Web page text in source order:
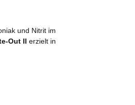
und Nitrit im
Out II erzielt in